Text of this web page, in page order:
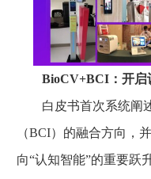
BioCV+BCI：开启
白皮书首次系统阐述
（BCI）的融合方向，
向“认知智能”的重要跃升